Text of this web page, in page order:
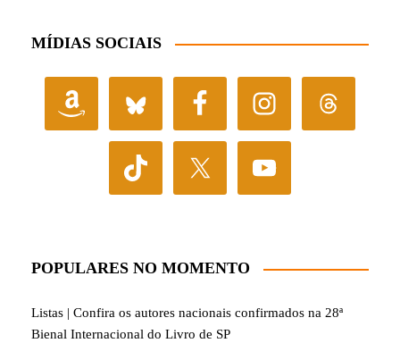
MÍDIAS SOCIAIS
POPULARES NO MOMENTO
Listas | Confira os autores nacionais confirmados na 28ª
Bienal Internacional do Livro de SP